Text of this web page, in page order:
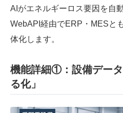
AIがエネルギーロス要因を自
WebAPI経由でERP・MESと
体化します。
機能詳細①：設備デー
る化」